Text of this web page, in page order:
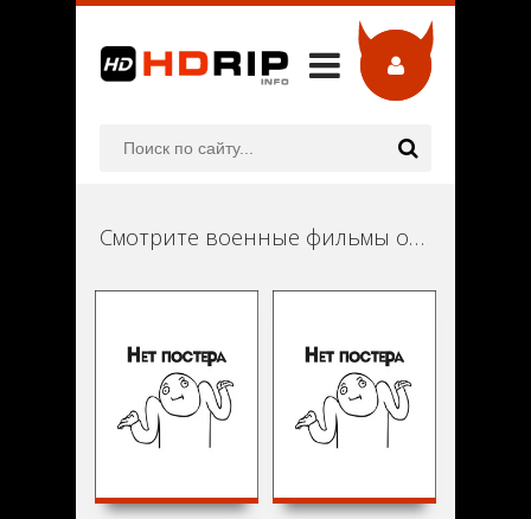
Смотрите военные фильмы онлайн в хорошем качестве